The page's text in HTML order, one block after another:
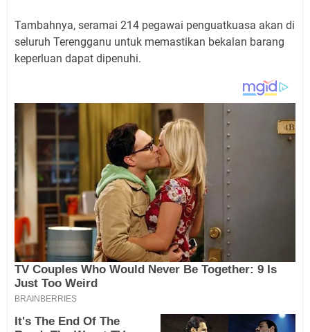
Tambahnya, seramai 214 pegawai penguatkuasa akan di
seluruh Terengganu untuk memastikan bekalan barang
keperluan dapat dipenuhi.